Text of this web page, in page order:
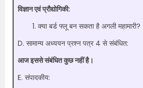
विज्ञान एवं प्रौद्योगिकी:
क्या बर्ड फ्लू बन सकता है अगली महामारी?
D. सामान्य अध्ययन प्रश्न पत्र 4 से संबंधित:
आज इससे संबंधित कुछ नहीं है।
E. संपादकीय: